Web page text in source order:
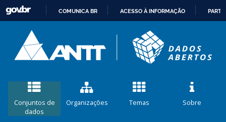
CONTEÚDO
COMUNICA BR ACESSO À INFORMAÇÃO
Conjuntos de
dados
Organizações Temas Sobre